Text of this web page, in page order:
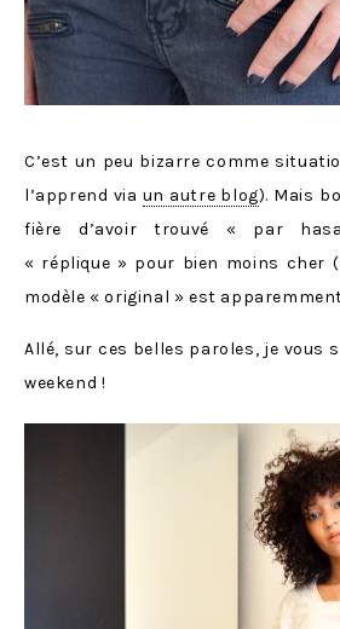
C’est un peu bizarre comme
l’apprend via un autre blog). Mais
fière d’avoir trouvé « par
« réplique » pour bien moins cher
modèle « original » est
Allé, sur ces belles paroles, je vous
weekend !